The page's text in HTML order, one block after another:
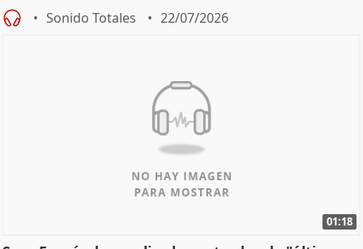
Sonido Totales 22/07/2026
01:18